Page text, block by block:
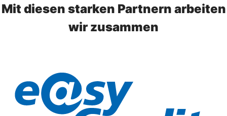
Mit diesen starken Partnern arbeiten
wir zusammen